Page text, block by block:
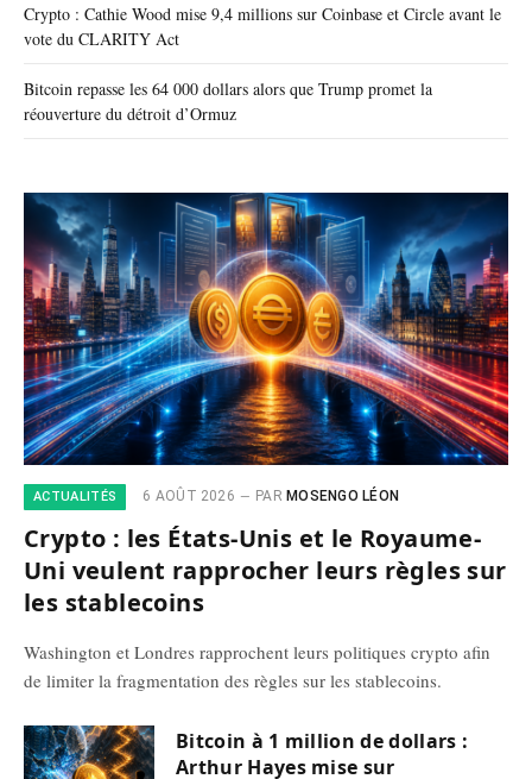
Crypto : Cathie Wood mise 9,4 millions sur Coinbase et Circle avant le
vote du CLARITY Act
Bitcoin repasse les 64 000 dollars alors que Trump promet la
réouverture du détroit d’Ormuz
ACTUALITÉS 6 AOÛT 2026 PAR MOSENGO LÉON
Crypto : les États-Unis et le Royaume-
Uni veulent rapprocher leurs règles sur
les stablecoins
Washington et Londres rapprochent leurs politiques crypto afin
de limiter la fragmentation des règles sur les stablecoins.
Bitcoin à 1 million de dollars :
Arthur Hayes mise sur